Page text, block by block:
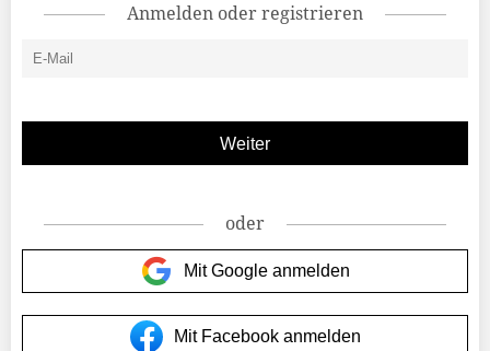
Anmelden oder registrieren
oder
Mit Google anmelden
Mit Facebook anmelden